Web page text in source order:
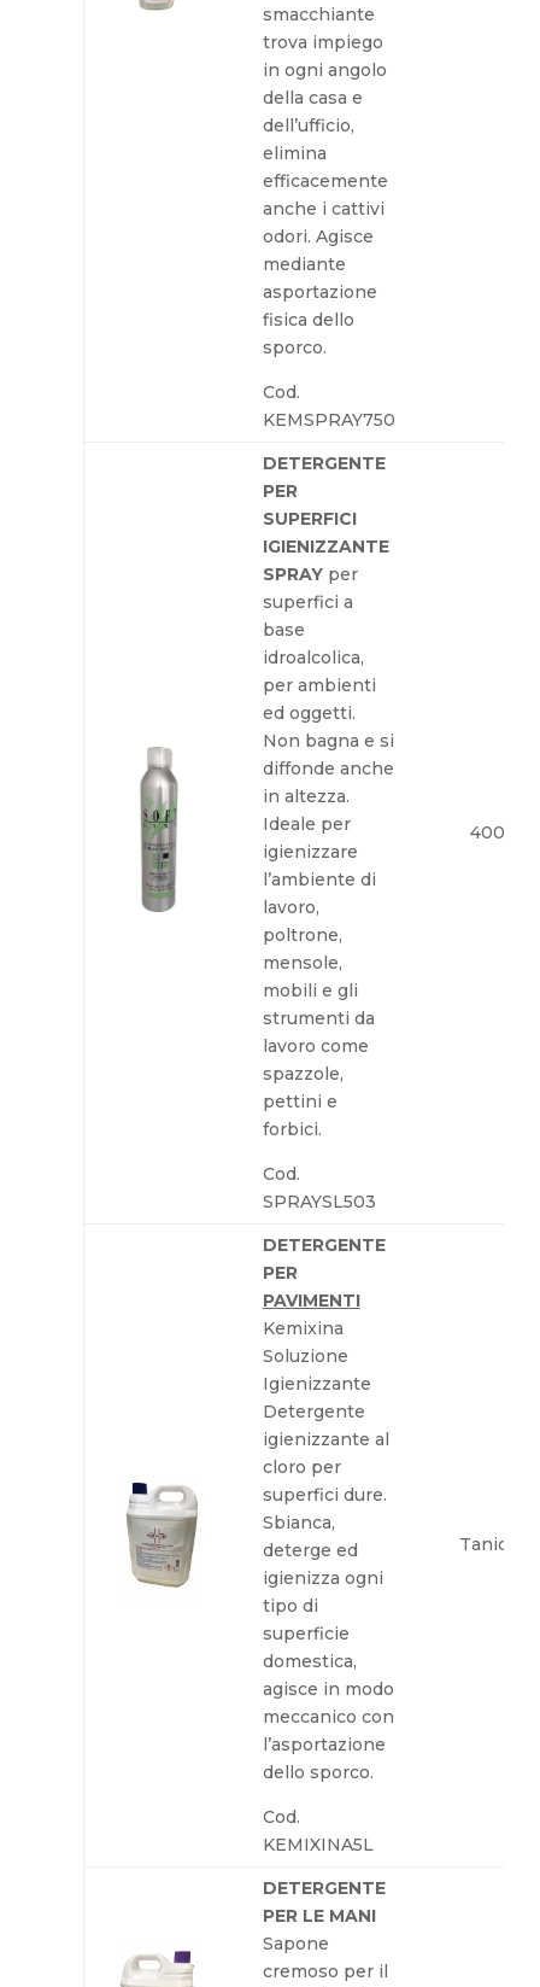
smacchiante
trova impiego
in ogni angolo
della casa e
dell’ufficio,
elimina
efficacemente
anche i cattivi
odori. Agisce
mediante
asportazione
fisica dello
sporco.
Cod.
KEMSPRAY750
DETERGENTE
PER
SUPERFICI
IGIENIZZANTE
SPRAYper
superfici a
base
idroalcolica,
per ambienti
ed oggetti.
Non bagna e si
diffonde anche
in altezza.
Ideale per
igienizzare
l’ambiente di
lavoro,
poltrone,
mensole,
mobili e gli
strumenti da
lavoro come
spazzole,
pettini e
forbici.
Cod.
SPRAYSL503
400 ml
DETERGENTE
PER
PAVIMENTI
Kemixina
Soluzione
Igienizzante
Detergente
igienizzante al
cloro per
superfici dure.
Sbianca,
deterge ed
igienizza ogni
tipo di
superficie
domestica,
agisce in modo
meccanico con
l’asportazione
dello sporco.
Cod.
KEMIXINA5L
Tanica
DETERGENTE
PER LE MANI
Sapone
cremoso per il